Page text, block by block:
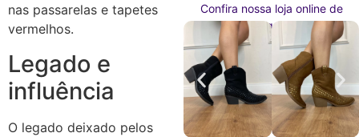
nas passarelas e tapetes
vermelhos.
Legado e
influência
O legado deixado pelos
Confira nossa loja online de
calçados agora mesmo!